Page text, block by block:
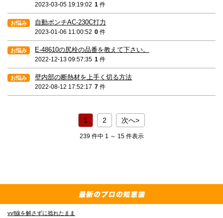
2023-03-05 19:19:02 1 件
自動ポンチAC-230C打力
2023-01-06 11:00:52 0 件
E-48610の尻栓の品番を教えて下さい。
2022-12-13 09:57:35 1 件
壁内部の断熱材を上手く切る方法
2022-08-12 17:52:17 7 件
1 2 次へ>
239 件中 1 ～ 15 件表示
vvf線を解さずに捻れたまま